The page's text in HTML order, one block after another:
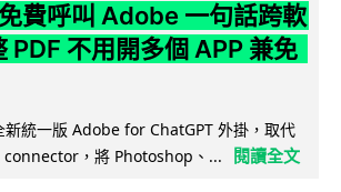
費呼叫 Adobe 一句話跨軟
PDF 不用開多個 APP 兼免
統一版 Adobe for ChatGPT 外掛，取代
connector，將 Photoshop、...
閱讀全文